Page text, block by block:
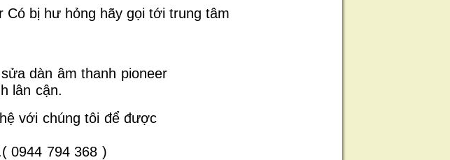
Có bị hư hỏng hãy gọi tới trung tâm
dàn âm thanh pioneer
lân cận.
với chúng tôi để được
0944 794 368 )